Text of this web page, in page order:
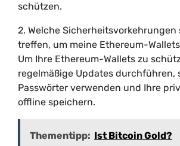
schützen.
2. Welche Sicherheitsvorkehrungen
treffen, um meine Ethereum-
Um Ihre Ethereum-Wallets zu
regelmäßige Updates durchführen,
Passwörter verwenden und Ihre
offline speichern.
Thementipp: Ist Bitcoin Gold?